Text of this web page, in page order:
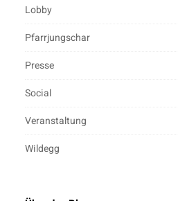
Lobby
Pfarrjungschar
Presse
Social
Veranstaltung
Wildegg